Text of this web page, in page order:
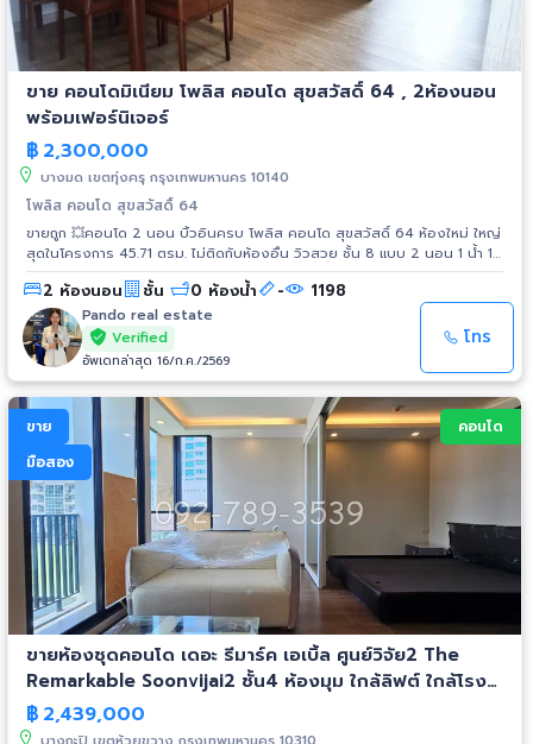
ขาย คอนโดมิเนียม โพลิส คอนโด สุขสวัสดิ์ 64 , 2ห้องนอน
พร้อมเฟอร์นิเจอร์
฿ 2,300,000
บางมด เขตทุ่งครุ กรุงเทพมหานคร 10140
โพลิส คอนโด สุขสวัสดิ์ 64
ขายถูก 💥คอนโด 2 นอน บิ้วอินครบ โพลิส คอนโด สุขสวัสดิ์ 64 ห้องใหม่ ใหญ่
สุดในโครงการ 45.71 ตรม. ไม่ติดกับห้องอื่น วิวสวย ชั้น 8 แบบ 2 นอน 1 น้ำ 1
ห้องครัวแยก ของแถม ✅ แอร์ 3 ตัว ✅ โซฟา ✅ โต๊ะกินข้าว 6 ที่นั่ง ✅ เฟอร์บิ้
วอิน ✅ ที่นอน 5ฟุต 2 เตียง ••••••••••••••••••••••••••••••••••••• ราคาขาย 2.3 ล้าน
เดินสินเชื่อฟรี มีเงินเหลือ 300000 ขายพร้อมผู้เช่า
••••••••••••••••••••••••••••••••••••• 📌 คอนโดพร้อมเข้าอยู่แล้ว 📌 คอนโดวิวสวย เห็น
สะพานภูมิพล* 📌 ใกล้ทางด่วนเพียง 𝟱 นาที* 📌 เชือมต่อสาทร - พระราม 𝟯 📌
รองรับรถไฟฟ้าสายสีม่วง 📌 มีบริการรับส่ง "ชัตเตอร์บัส" 📌 คอนโดใกล้ห้าง
สรรพสินค้า โรงพยาบาล มหาวิทยาลัย ••••••••••••••••••••••••••••••••••••• สนใจ
ติดต่อสอบถาม โทร. 095-874-2564 (คุณจิน) LINE : @sap79 คลิกถามด่วน
!! HTTPS://LIN.EE/BZVODRG #ขายคอนโดขาดทุน #ราคาทุน #หลุดดาวน์
#คอนโดสุขสวัสดิ์ #Polis_Condo_Suksawat #PolisCondoSuksawat64 #โพ
ลิสคอนโด #สุขสวัสดิ์ #สุขสวัสดิ์64 #อสังหาริมทรัพย์ #คอนโดล้านต้นๆ
#คอนโด #คอนโดมิเนียม #คอนโดลดราคา #คอนโดราคาถูก #คอนโดพร้อม
อยู่
2 ห้องนอน ชั้น 0 ห้องน้ำ - 1198
Pando real estate
Verified
อัพเดทล่าสุด 16/ก.ค./2569
โทร
ขาย
มือสอง
คอนโด
ขายห้องชุดคอนโด เดอะ รีมาร์ค เอเบิ้ล ศูนย์วิจัย2 The
Remarkable Soonvijai2 ชั้น4 ห้องมุม ใกล้ลิฟต์ ใกล้โรง
พยาบาลกรุงเทพ โรงแรม A One
฿ 2,439,000